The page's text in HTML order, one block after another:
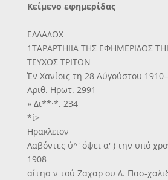
Κείμενο εφημερίδας
ΕΛΛΑΔΟΧ
1ΤΑΡΑΡΤΗΙΙΑ ΤΗΣ ΕΦΗΜΕΡΙΔΟΣ
ΤΕΥΧΟΣ ΤΡΙΤΟΝ
Έν Χανίοις τη 28 Αύγούστου
Αριθ. Ηρωτ. 2991
» Δι**·*. 234
*ί>
Ηρακλειον
Λαβόντες ΰ^' όψει α' ) την υπό
1908
αίτησ ν τού Ζαχαρ ου Δ. Πασ-